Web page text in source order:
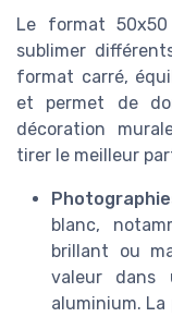
Le format
sublimer
format carré,
et permet de
décoration
tirer le meilleur
blanc,
brillant ou
valeur
aluminium.